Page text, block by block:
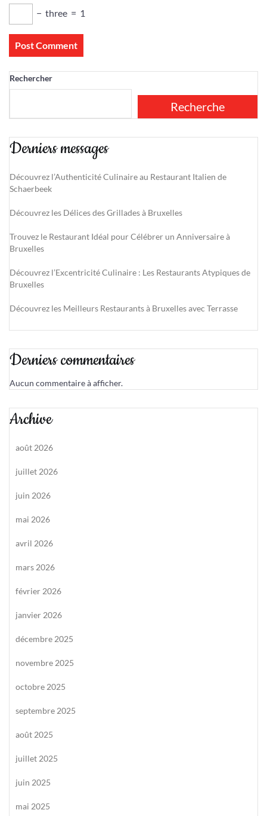
− three = 1
Rechercher
Recherche
Derniers messages
Découvrez l’Authenticité Culinaire au Restaurant Italien de
Schaerbeek
Découvrez les Délices des Grillades à Bruxelles
Trouvez le Restaurant Idéal pour Célébrer un Anniversaire à
Bruxelles
Découvrez l’Excentricité Culinaire : Les Restaurants Atypiques de
Bruxelles
Découvrez les Meilleurs Restaurants à Bruxelles avec Terrasse
Derniers commentaires
Aucun commentaire à afficher.
Archive
août 2026
juillet 2026
juin 2026
mai 2026
avril 2026
mars 2026
février 2026
janvier 2026
décembre 2025
novembre 2025
octobre 2025
septembre 2025
août 2025
juillet 2025
juin 2025
mai 2025